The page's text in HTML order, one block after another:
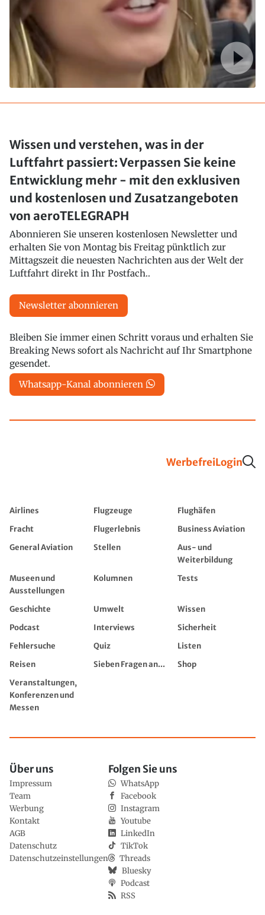
Wissen und verstehen, was in der
Luftfahrt passiert: Verpassen Sie keine
Entwicklung mehr - mit den exklusiven
und kostenlosen und Zusatzangeboten
von aeroTELEGRAPH
Abonnieren Sie unseren kostenlosen Newsletter und
erhalten Sie von Montag bis Freitag pünktlich zur
Mittagszeit die neuesten Nachrichten aus der Welt der
Luftfahrt direkt in Ihr Postfach..
Newsletter abonnieren
Bleiben Sie immer einen Schritt voraus und erhalten Sie
Breaking News sofort als Nachricht auf Ihr Smartphone
gesendet.
Whatsapp-Kanal abonnieren
WerbefreiLogin
Airlines Flugzeuge
Flughäfen
Fracht
Flugerlebnis
Business Aviation
General Aviation
Stellen
Aus- und
Weiterbildung
Museen und
Ausstellungen
Kolumnen Tests
Geschichte Umwelt
Wissen
Podcast
Interviews
Sicherheit
Fehlersuche
Quiz
Listen
Reisen
Sieben Fragen an...
Shop
Veranstaltungen,
Konferenzen und
Messen
Über uns
Impressum
Team
Werbung
Kontakt
AGB
Datenschutz
Datenschutzeinstellungen
Folgen Sie uns
WhatsApp
Facebook
Instagram
Youtube
LinkedIn
TikTok
Threads
Bluesky
Podcast
RSS